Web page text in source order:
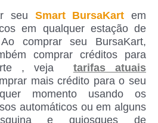
seu Smart BursaKartem
em qualquer estação de
comprar seu BursaKart,
comprar créditos para
, veja
tarifas atuais
mais crédito para o seu
momento usando os
automáticos ou em alguns
e quiosques de